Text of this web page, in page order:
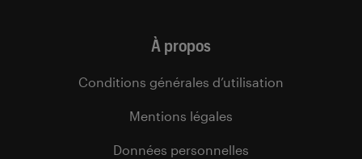
À propos
Conditions générales d’utilisation
Mentions légales
Données personnelles